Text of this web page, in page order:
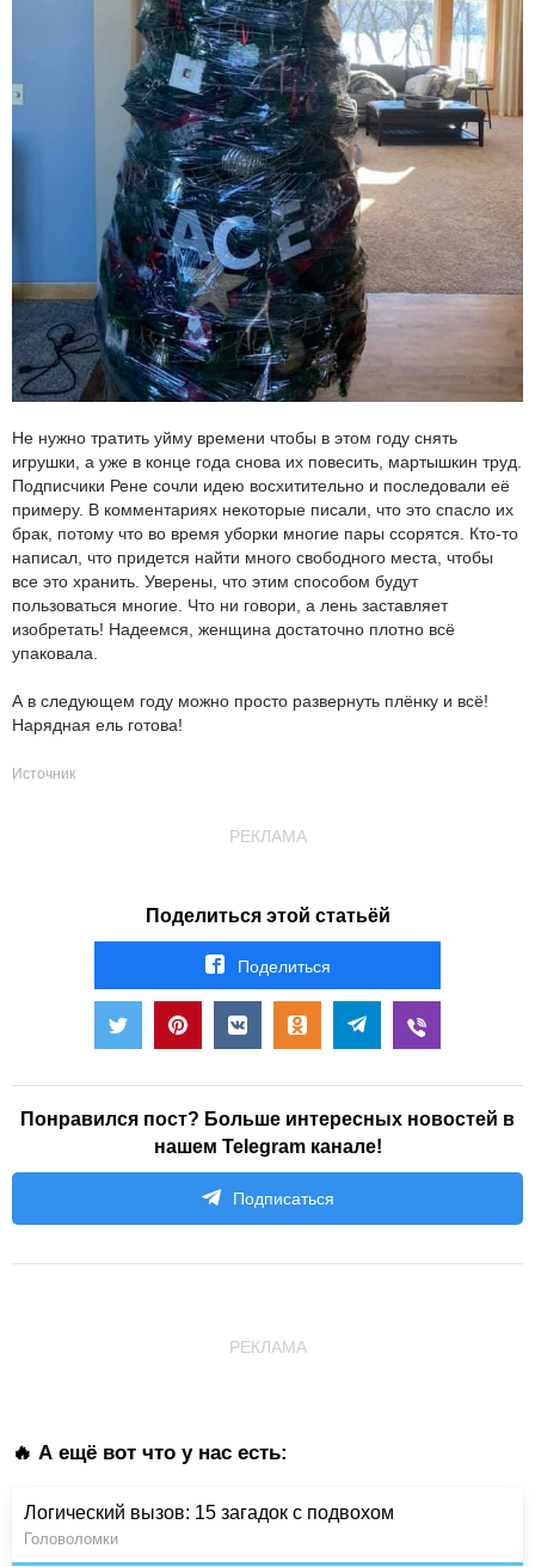
Не нужно тратить уйму времени чтобы в этом году снять
игрушки, а уже в конце года снова их повесить, мартышкин труд.
Подписчики Рене сочли идею восхитительно и последовали её
примеру. В комментариях некоторые писали, что это спасло их
брак, потому что во время уборки многие пары ссорятся. Кто-то
написал, что придется найти много свободного места, чтобы
все это хранить. Уверены, что этим способом будут
пользоваться многие. Что ни говори, а лень заставляет
изобретать! Надеемся, женщина достаточно плотно всё
упаковала.
А в следующем году можно просто развернуть плёнку и всё!
Нарядная ель готова!
Источник
РЕКЛАМА
Поделиться этой статьёй
Поделиться
Понравился пост? Больше интересных новостей в
нашем Telegram канале!
Подписаться
РЕКЛАМА
🔥 А ещё вот что у нас есть:
Логический вызов: 15 загадок с подвохом
Головоломки